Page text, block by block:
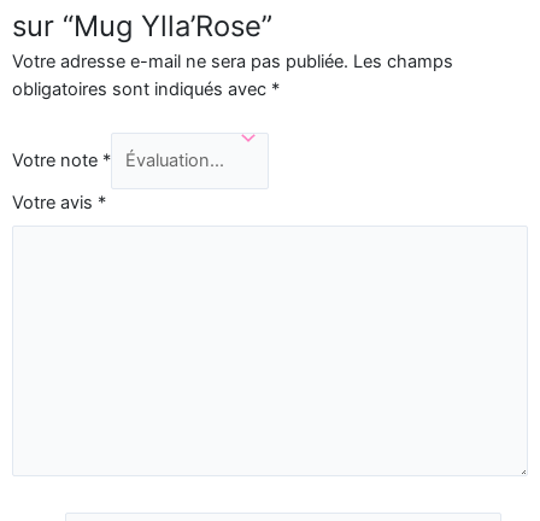
sur “Mug Ylla’Rose”
Votre adresse e-mail ne sera pas publiée. Les champs
obligatoires sont indiqués avec *
Votre note *
Votre avis *